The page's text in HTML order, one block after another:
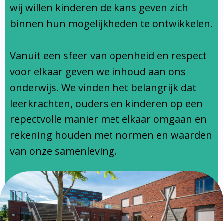
Ondersteuningsprofiel
wij willen kinderen de kans geven zich
binnen hun mogelijkheden te ontwikkelen.
Vanuit een sfeer van openheid en respect
voor elkaar geven we inhoud aan ons
onderwijs. We vinden het belangrijk dat
leerkrachten, ouders en kinderen op een
repectvolle manier met elkaar omgaan en
rekening houden met normen en waarden
van onze samenleving.